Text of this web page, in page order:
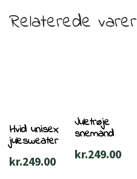
Relaterede varer
Hvid unisex
julesweater
kr.249.00
Juletrøje
snemand
kr.249.00